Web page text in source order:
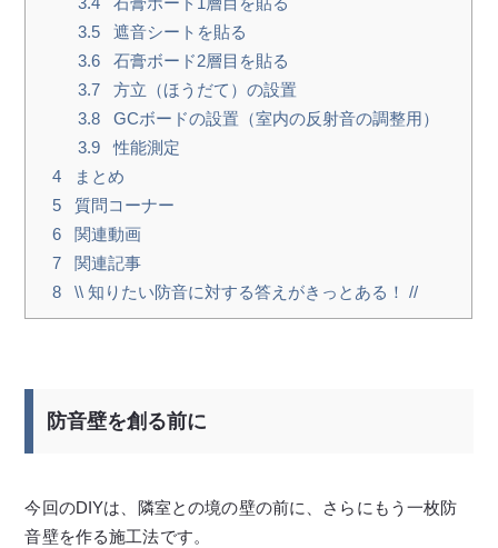
3.5
遮音シートを貼る
3.6
石膏ボード2層目を貼る
3.7
方立（ほうだて）の設置
3.8
GCボードの設置（室内の反射音の調整用）
3.9
性能測定
4
まとめ
5
質問コーナー
6
関連動画
7
関連記事
8
\\ 知りたい防音に対する答えがきっとある！ //
防音壁を創る前に
今回のDIYは、隣室との境の壁の前に、さらにもう一枚防
音壁を作る施工法です。